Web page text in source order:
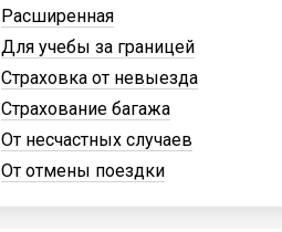
Расширенная
Для учебы за границей
Страховка от невыезда
Страхование багажа
От несчастных случаев
От отмены поездки